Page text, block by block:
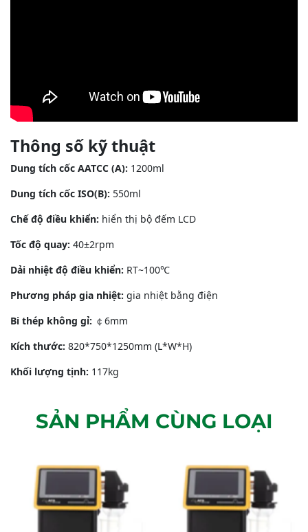
Thông số kỹ thuật
Dung tích cốc AATCC (A): 1200ml
Dung tích cốc ISO(B): 550ml
Chế độ điều khiển: hiển thị bộ đếm LCD
Tốc độ quay: 40±2rpm
Dải nhiệt độ điều khiển: RT~100℃
Phương pháp gia nhiệt: gia nhiệt bằng điện
Bi thép không gỉ: ￠6mm
Kích thước: 820*750*1250mm (L*W*H)
Khối lượng tịnh: 117kg
SẢN PHẨM CÙNG LOẠI